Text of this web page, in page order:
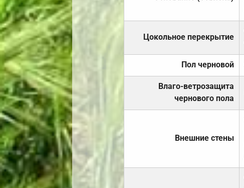
Цокольное перекрытие
Пол черновой
Влаго-ветрозащита
чернового пола
Внешние стены